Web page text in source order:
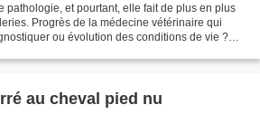
pathologie, et pourtant, elle fait de plus en plus
Progrès de la médecine vétérinaire qui
ou évolution des conditions de vie ?
au cheval pied nu